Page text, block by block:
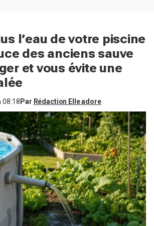
l’eau de votre piscine
des anciens sauve
et vous évite une
Par Rédaction Elle adore